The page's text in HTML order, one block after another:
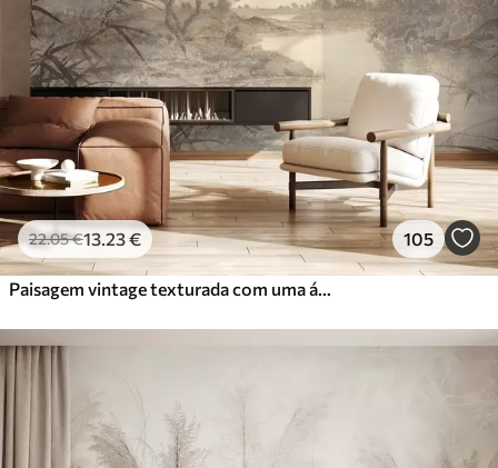
22.05€13 .23€ 105